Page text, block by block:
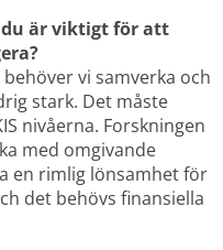
är viktigt för att
vi samverka och
stark. Det måste
nivåerna. Forskningen
med omgivande
en rimlig lönsamhet för
det behövs finansiella